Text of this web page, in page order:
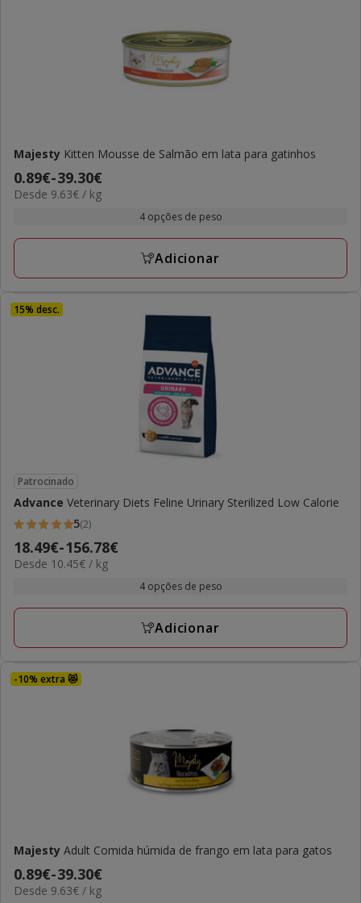
Majesty Kitten Mousse de Salmão em lata para gatinhos
Preço
de
a
0.89€-39.30€
9.63€
Desde 9.63€ / kg
4 opções de peso
Adicionar
15% desc.
Patrocinado
Advance Veterinary Diets Feline Urinary Sterilized Low Calorie
5
estrelas
com
avaliações
5(2)
Preço
de
a
18.49€-156.78€
10.45€
Desde 10.45€ / kg
4 opções de peso
Adicionar
-10% extra 😻
Majesty Adult Comida húmida de frango em lata para gatos
Preço
de
0.89€-39.30€
9.63€
Desde 9.63€ / kg